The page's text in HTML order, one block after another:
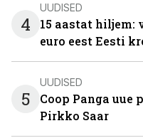
4
UUDISED
15 aastat hiljem:
euro eest Eesti
5
UUDISED
Coop Panga
Pirkko Saar